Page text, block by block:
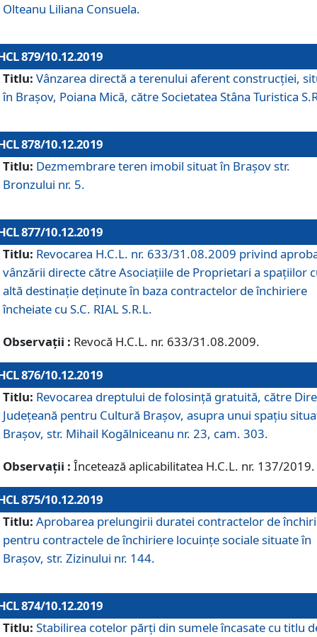
Olteanu Liliana Consuela.
879/10.12.2019
Titlu: Vânzarea directă a terenului aferent construcției,
în Brașov, Poiana Mică, către Societatea Stâna Turistica
878/10.12.2019
Titlu: Dezmembrare teren imobil situat în Brașov str.
Bronzului nr. 5.
877/10.12.2019
Titlu: Revocarea H.C.L. nr. 633/31.08.2009 privind
vânzării directe către Asociațiile de Proprietari a spațiilor
altă destinație deținute în baza contractelor de închiriere
încheiate cu S.C. RIAL S.R.L.
Observații : Revocă H.C.L. nr. 633/31.08.2009.
876/10.12.2019
Titlu: Revocarea dreptului de folosinţă gratuită, către
Judeţeană pentru Cultură Braşov, asupra unui spaţiu
Braşov, str. Mihail Kogălniceanu nr. 23, cam. 303.
Observații : Încetează aplicabilitatea H.C.L. nr. 137/2019.
875/10.12.2019
Titlu: Aprobarea prelungirii duratei contractelor de
pentru contractele de închiriere locuinţe sociale situate în
Braşov, str. Zizinului nr. 144.
874/10.12.2019
Titlu: Stabilirea cotelor părți din sumele încasate cu titlu